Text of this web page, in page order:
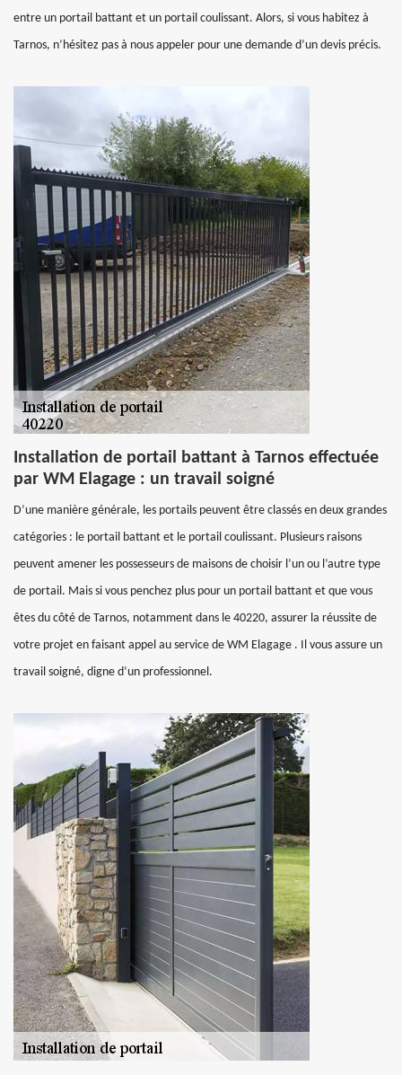
entre un portail battant et un portail coulissant. Alors, si vous habitez à
Tarnos, n’hésitez pas à nous appeler pour une demande d’un devis précis.
Installation de portail battant à Tarnos effectuée
par WM Elagage : un travail soigné
D’une manière générale, les portails peuvent être classés en deux grandes
catégories : le portail battant et le portail coulissant. Plusieurs raisons
peuvent amener les possesseurs de maisons de choisir l’un ou l’autre type
de portail. Mais si vous penchez plus pour un portail battant et que vous
êtes du côté de Tarnos, notamment dans le 40220, assurer la réussite de
votre projet en faisant appel au service de WM Elagage . Il vous assure un
travail soigné, digne d’un professionnel.